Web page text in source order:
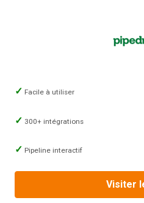
Facile à utiliser
300+ intégrations
Pipeline interactif
Visiter